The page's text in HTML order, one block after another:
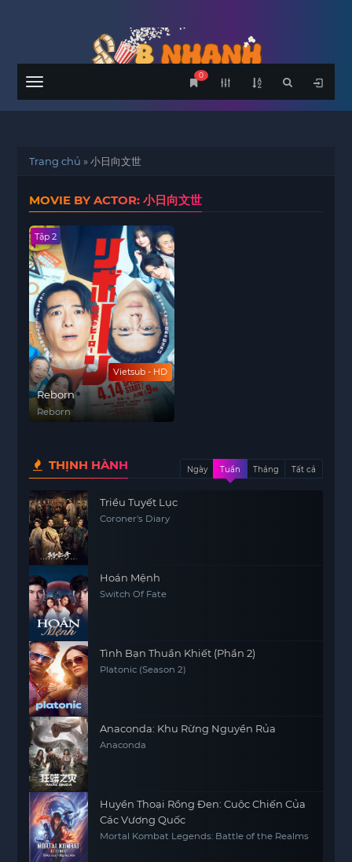
Menu
0
Trang chủ »小日向文世
MOVIE BY ACTOR: 小日向文世
Vietsub - HD
Tập 2
Reborn
Reborn
THỊNH HÀNH Ngày Tuần Tháng Tất cả
Triều Tuyết Lục
Coroner's Diary
Hoán Mệnh
Switch Of Fate
Tình Bạn Thuần Khiết (Phần 2)
Platonic (Season 2)
Anaconda: Khu Rừng Nguyền Rủa
Anaconda
Huyền Thoại Rồng Đen: Cuộc Chiến Của
Các Vương Quốc
Mortal Kombat Legends: Battle of the Realms